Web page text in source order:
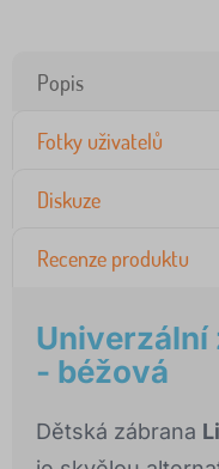
Popis
Fotky uživatelů
Diskuze
Recenze produktu
Univerzální
- béžová
Dětská zábrana